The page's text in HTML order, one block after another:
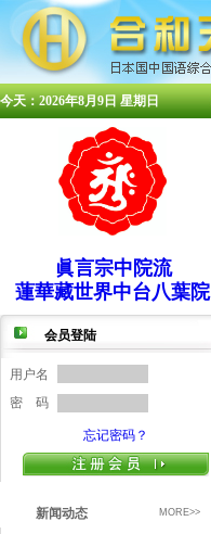
今天：2026年8月9日 星期日
眞言宗中院流
蓮華藏世界中台八葉院
新闻动态 MORE>>